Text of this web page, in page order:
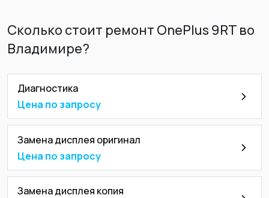
Сколько стоит ремонт OnePlus 9RT во
Владимире?
Диагностика
Цена по запросу
Замена дисплея оригинал
Цена по запросу
Замена дисплея копия